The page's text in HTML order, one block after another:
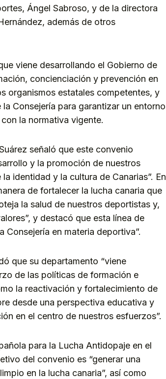
Ángel Sabroso, y de la directora
además de otros
viene desarrollando el Gobierno de
concienciación y prevención en
organismos estatales competentes, y
Consejería para garantizar un entorno
la normativa vigente.
señaló que este convenio
y la promoción de nuestros
identidad y la cultura de Canarias”. En
de fortalecer la lucha canaria que
la salud de nuestros deportistas y,
y destacó que esta línea de
Consejería en materia deportiva”.
que su departamento “viene
de las políticas de formación e
la reactivación y fortalecimiento de
desde una perspectiva educativa y
en el centro de nuestros esfuerzos”.
para la Lucha Antidopaje en el
del convenio es “generar una
en la lucha canaria”, así como